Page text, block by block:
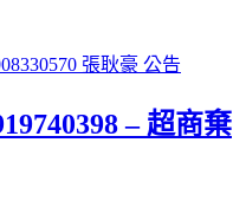
張耿豪 公告
– 超商棄